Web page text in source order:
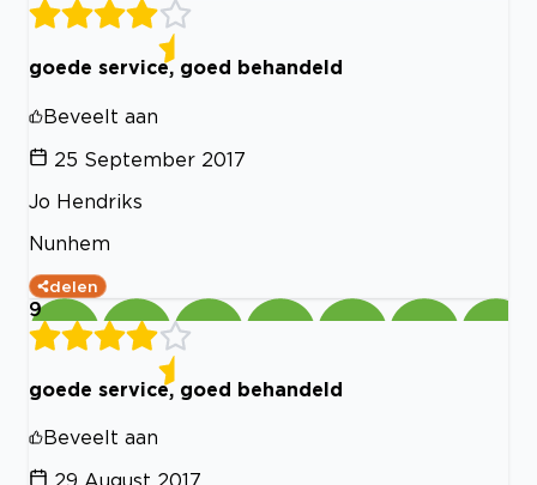
goede service, goed behandeld
Beveelt aan
25 September 2017
Jo Hendriks
Nunhem
delen
9
goede service, goed behandeld
Beveelt aan
29 August 2017